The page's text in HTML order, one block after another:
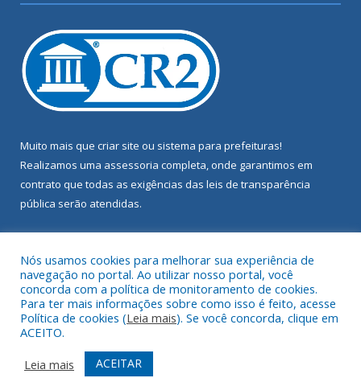
Muito mais que criar site ou sistema para prefeituras!
Realizamos uma assessoria completa, onde garantimos em
contrato que todas as exigências das leis de transparência
pública serão atendidas.
Todos os direitos reservados a Câmara Municipal de Terra Alta.
Mapa do Site
Acessar Área Administrativa
Nós usamos cookies para melhorar sua experiência de
navegação no portal. Ao utilizar nosso portal, você
concorda com a política de monitoramento de cookies.
Para ter mais informações sobre como isso é feito, acesse
Política de cookies (Leia mais). Se você concorda, clique em
ACEITO.
Leia mais
ACEITAR